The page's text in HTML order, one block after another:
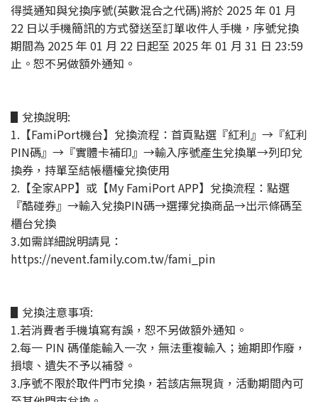
得獎通知與兌換序號(英數混合之代碼)將於 2025 年 01 月
22 日以手機簡訊的方式發送至訂單收件人手機，序號兌換
期間為 2025 年 01 月 22 日起至 2025 年 01 月 31 日 23:59
止。恕不另做額外通知。
▋兌換說明:
1.【FamiPort機台】兌換流程：首頁點選『紅利』→『紅利
PIN碼』→『實體卡補印』→輸入序號產生兌換單→列印兌
換券，持單至結帳櫃檯兌換使用
2.【全家APP】或【My FamiPort APP】兌換流程：點選
『酷碰券』→輸入兌換PIN碼→選擇兌換商品→出示條碼至
櫃台兌換
3.如需詳細說明請見：
https://nevent.family.com.tw/fami_pin
▋兌換注意事項:
1.若消費者手機填寫有誤，恕不另做額外通知。
2.每一 PIN 碼僅能輸入一次，無法重複輸入；逾期即作廢，
損壞、遺失不予以補發。
3.序號不限於取件門市兌換，若該店無現貨，活動期間內可